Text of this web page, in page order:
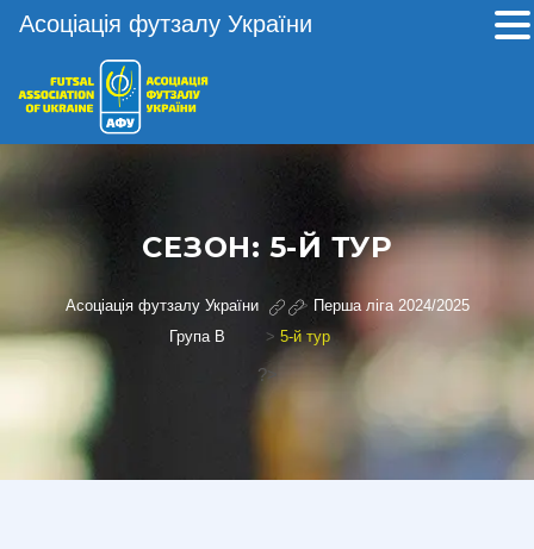
СЕЗОН: 5-Й ТУР
Асоціація футзалу України > Перша ліга 2024/2025
Група В
> 5-й тур
?>
Асоціація футзалу України